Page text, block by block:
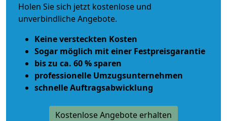
Holen Sie sich jetzt kostenlose und
unverbindliche Angebote.
Keine versteckten Kosten
Sogar möglich mit einer Festpreisgarantie
bis zu ca. 60 % sparen
professionelle Umzugsunternehmen
schnelle Auftragsabwicklung
Kostenlose Angebote erhalten